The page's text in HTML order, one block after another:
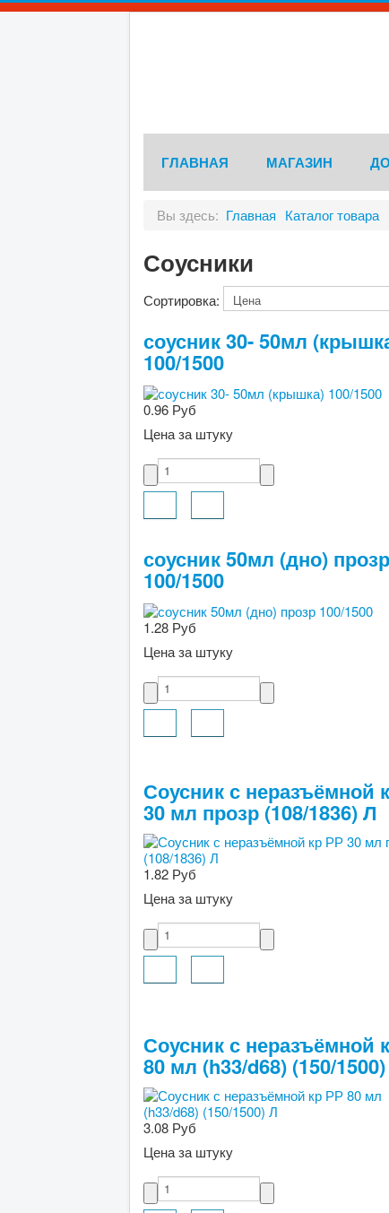
ГЛАВНАЯ МАГАЗИН
Вы здесь: Главная Каталог товара
Соусники
Сортировка:
соусник 30- 50мл
100/1500
0.96 Руб
Цена за штуку
соусник 50мл (дно) прозр
100/1500
1.28 Руб
Цена за штуку
Соусник с неразъёмной
30 мл прозр (108/1836) Л
1.82 Руб
Цена за штуку
Соусник с неразъёмной
80 мл (h33/d68) (150/
3.08 Руб
Цена за штуку